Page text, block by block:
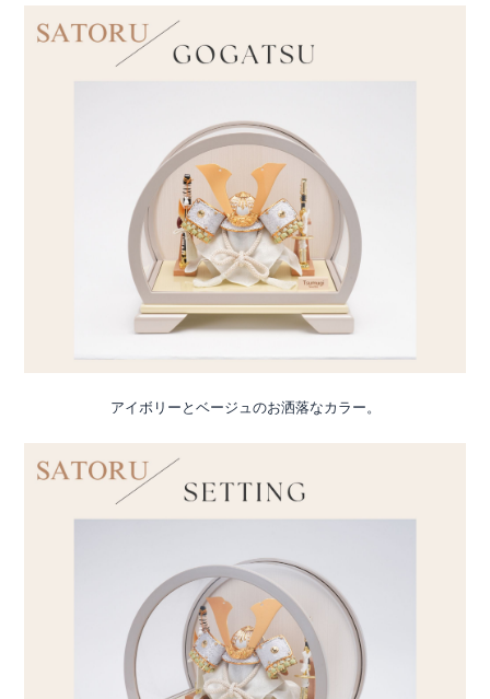
アイボリーとベージュのお洒落なカラー。